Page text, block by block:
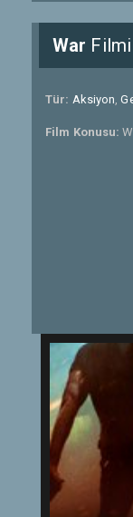
War Filmi
Tür: Aksiyon,
Film Konusu: